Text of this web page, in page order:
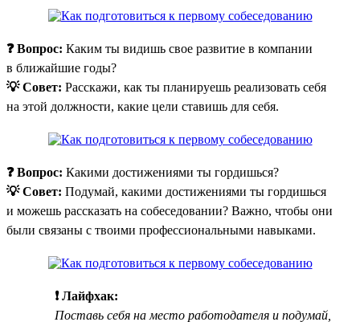
❓ Вопрос: Каким ты видишь свое развитие в компании
в ближайшие годы?
💡 Совет: Расскажи, как ты планируешь реализовать себя
на этой должности, какие цели ставишь для себя.
❓ Вопрос: Какими достижениями ты гордишься?
💡 Совет: Подумай, какими достижениями ты гордишься
и можешь рассказать на собеседовании? Важно, чтобы они
были связаны с твоими профессиональными навыками.
❗ Лайфхак:
Поставь себя на место работодателя и подумай,